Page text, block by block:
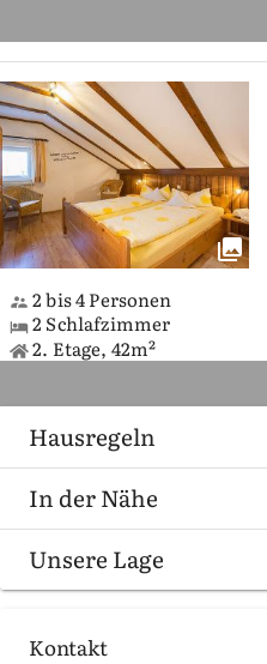
2 bis 4 Personen
2 Schlafzimmer
2. Etage, 42m²
Hausregeln
In der Nähe
Unsere Lage
Kontakt